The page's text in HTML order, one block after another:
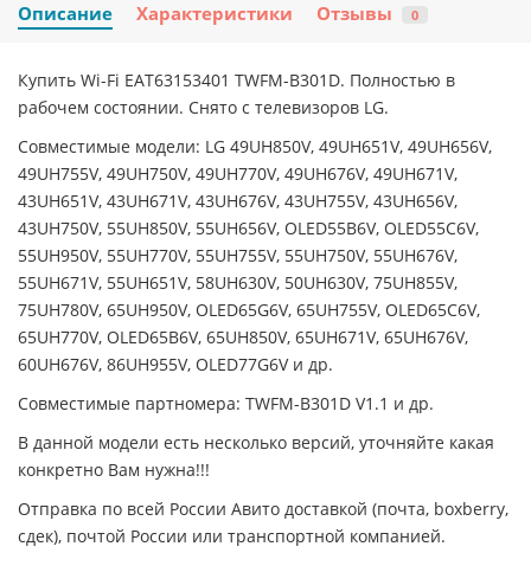
Описание Характеристики Отзывы 0
Купить Wi-Fi EAT63153401 TWFM-B301D. Полностью в
рабочем состоянии. Снято с телевизоров LG.
Совместимые модели: LG 49UH850V, 49UH651V, 49UH656V,
49UH755V, 49UH750V, 49UH770V, 49UH676V, 49UH671V,
43UH651V, 43UH671V, 43UH676V, 43UH755V, 43UH656V,
43UH750V, 55UH850V, 55UH656V, OLED55B6V, OLED55C6V,
55UH950V, 55UH770V, 55UH755V, 55UH750V, 55UH676V,
55UH671V, 55UH651V, 58UH630V, 50UH630V, 75UH855V,
75UH780V, 65UH950V, OLED65G6V, 65UH755V, OLED65C6V,
65UH770V, OLED65B6V, 65UH850V, 65UH671V, 65UH676V,
60UH676V, 86UH955V, OLED77G6V и др.
Совместимые партномера: TWFM-B301D V1.1 и др.
В данной модели есть несколько версий, уточняйте какая
конкретно Вам нужна!!!
Отправка по всей России Авито доставкой (почта, boxberry,
сдек), почтой России или транспортной компанией.